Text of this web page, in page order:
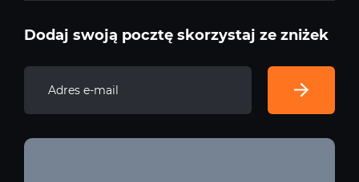
Dodaj swoją pocztę skorzystaj ze zniżek